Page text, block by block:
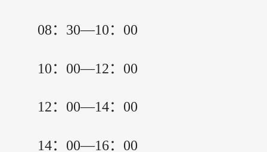
08：30—10：00
10：00—12：00
12：00—14：00
14：00—16：00